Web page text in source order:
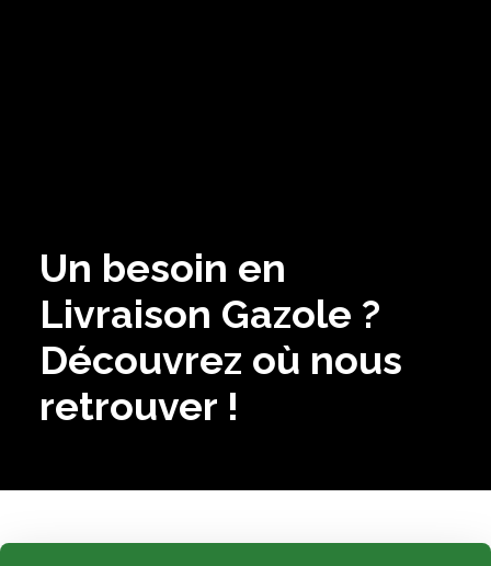
Un besoin en
Livraison Gazole ?
Découvrez où nous
retrouver !